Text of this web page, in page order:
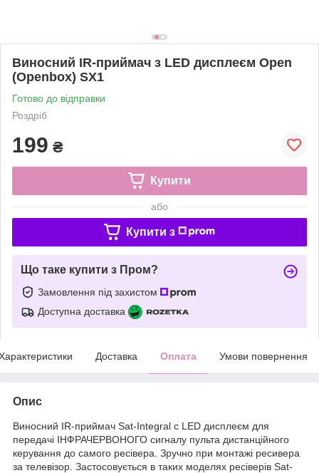
Виносний IR-приймач з LED дисплеєм Open
(Openbox) SX1
Готово до відправки
Роздріб
199 ₴
Купити
або
Купити з
Що таке купити з Пром?
Замовлення під захистом
Доступна доставка
Доставка Оплата Умови повернення
Опис
Виносний IR-приймач Sat-Integral c LED дисплеєм для
передачі ІНФРАЧЕРВОНОГО сигналу пульта дистанційного
керування до самого ресівера. Зручно при монтажі ресивера
за телевізор. Застосовується в таких моделях ресіверів Sat-